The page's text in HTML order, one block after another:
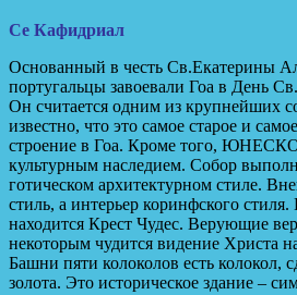
Се Кафидриал
Основанный в честь Св.Екатерины
португальцы завоевали Гоа в День
Он считается одним из крупнейших
известно, что это самое старое и
строение в Гоа. Кроме того,
культурным наследием. Собор
готическом архитектурном стиле.
стиль, а интерьер коринфского
находится Крест Чудес. Верующие
некоторым чудится видение Христа
Башни пяти колоколов есть колокол,
золота. Это историческое здание –